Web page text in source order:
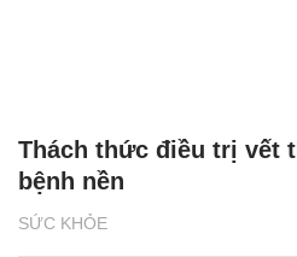
SỨC KHỎE
Thách thức điều trị vết
bệnh nền